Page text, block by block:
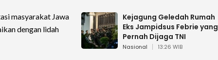
masyarakat Jawa
dengan lidah
Kejagung Geledah Rumah
Eks Jampidsus Febrie yang
Pernah Dijaga TNI
Nasional 13:26 WIB